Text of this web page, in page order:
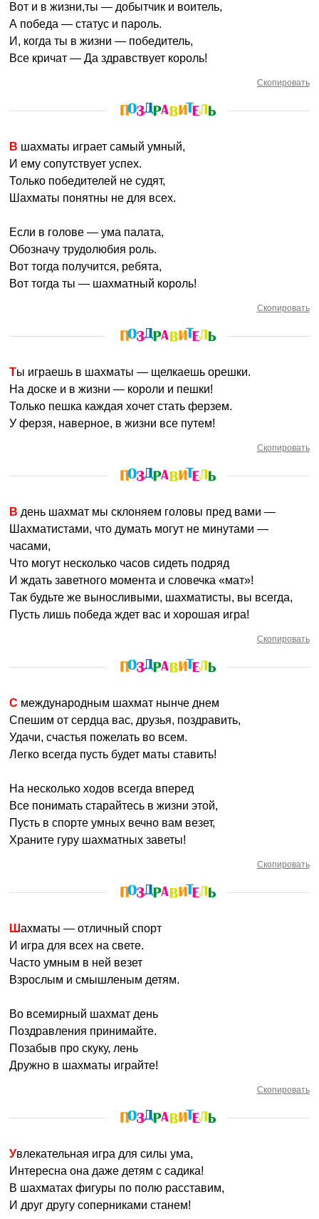
Вот и в жизни,ты — добытчик и воитель,
А победа — статус и пароль.
И, когда ты в жизни — победитель,
Все кричат — Да здравствует король!
Скопировать
В шахматы играет самый умный,
И ему сопутствует успех.
Только победителей не судят,
Шахматы понятны не для всех.
Если в голове — ума палата,
Обозначу трудолюбия роль.
Вот тогда получится, ребята,
Вот тогда ты — шахматный король!
Скопировать
Ты играешь в шахматы — щелкаешь орешки.
На доске и в жизни — короли и пешки!
Только пешка каждая хочет стать ферзем.
У ферзя, наверное, в жизни все путем!
Скопировать
В день шахмат мы склоняем головы пред вами —
Шахматистами, что думать могут не минутами —
часами,
Что могут несколько часов сидеть подряд
И ждать заветного момента и словечка «мат»!
Так будьте же выносливыми, шахматисты, вы всегда,
Пусть лишь победа ждет вас и хорошая игра!
Скопировать
С международным шахмат нынче днем
Спешим от сердца вас, друзья, поздравить,
Удачи, счастья пожелать во всем.
Легко всегда пусть будет маты ставить!
На несколько ходов всегда вперед
Все понимать старайтесь в жизни этой,
Пусть в спорте умных вечно вам везет,
Храните гуру шахматных заветы!
Скопировать
Шахматы — отличный спорт
И игра для всех на свете.
Часто умным в ней везет
Взрослым и смышленым детям.
Во всемирный шахмат день
Поздравления принимайте.
Позабыв про скуку, лень
Дружно в шахматы играйте!
Скопировать
Увлекательная игра для силы ума,
Интересна она даже детям с садика!
В шахматах фигуры по полю расставим,
И друг другу соперниками станем!